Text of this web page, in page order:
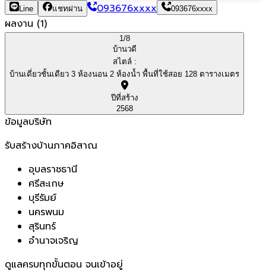
Line
แชทผ่าน 093676xxxx 093676xxxx
ผลงาน (1)
1/8
บ้านวดี
สไตล์ :
บ้านเดี่ยวชั้นเดียว 3 ห้องนอน 2 ห้องน้ำ พื้นที่ใช้สอย 128 ตารางเมตร
ปีที่สร้าง
2568
ข้อมูลบริษัท
รับสร้างบ้านภาคอิสาณ
อุบลราชธานี
ศรีสะเกษ
บุรีรัมย์
นครพนม
สุรินทร์
อำนาจเจริญ
ดูแลครบทุกขั้นตอน จนเข้าอยู่